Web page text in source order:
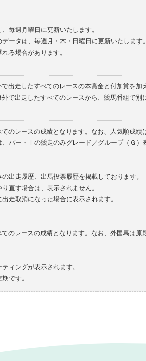
毎週月曜日に更新いたします。
ータは、毎週月・木・日曜日に更新いたします。
る場合があります。
出走したすべてのレースの本賞金と付加賞を加
で出走したすべてのレースから、競馬番組で別
のレースの成績となります。なお、人気順成績
パートⅠの競走のみグレード／グループ（Ｇ）
出走履歴、出馬投票履歴を掲載しております。
直す場合は、表示されません。
走取消になった場合に表示されます。
のレースの成績となります。なお、外国馬は原
ィングが表示されます。
です。